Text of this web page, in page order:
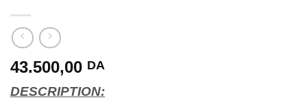
43.500,00 DA
DESCRIPTION: